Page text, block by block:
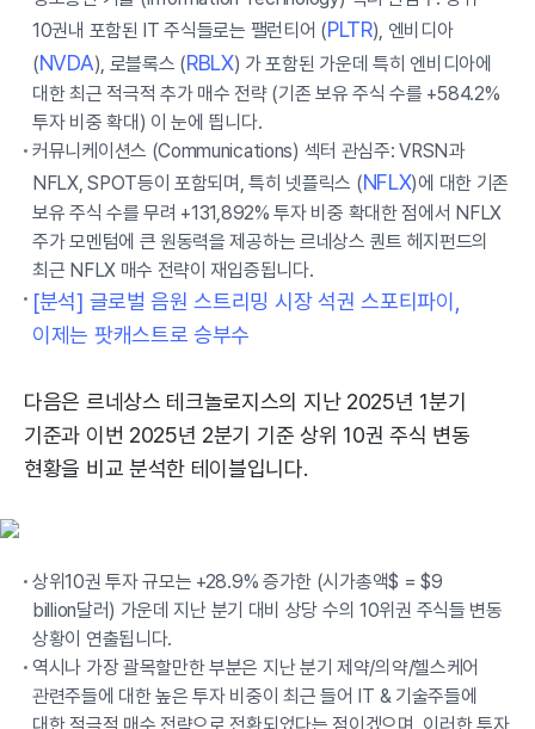
10권내 포함된 IT 주식들로는 팰런티어 (PLTR), 엔비디아
(NVDA), 로블록스 (RBLX) 가 포함된 가운데 특히 엔비디아에
대한 최근 적극적 추가 매수 전략 (기존 보유 주식 수를 +584.2%
투자 비중 확대) 이 눈에 띕니다.
커뮤니케이션스 (Communications) 섹터 관심주: VRSN과
NFLX, SPOT등이 포함되며, 특히 넷플릭스 (NFLX)에 대한 기존
보유 주식 수를 무려 +131,892% 투자 비중 확대한 점에서 NFLX
주가 모멘텀에 큰 원동력을 제공하는 르네상스 퀀트 헤지펀드의
최근 NFLX 매수 전략이 재입증됩니다.
[분석] 글로벌 음원 스트리밍 시장 석권 스포티파이,
이제는 팟캐스트로 승부수
다음은 르네상스 테크놀로지스의 지난 2025년 1분기
기준과 이번 2025년 2분기 기준 상위 10권 주식 변동
현황을 비교 분석한 테이블입니다.
상위10권 투자 규모는 +28.9% 증가한 (시가총액$ = $9
billion달러) 가운데 지난 분기 대비 상당 수의 10위권 주식들 변동
상황이 연출됩니다.
역시나 가장 괄목할만한 부분은 지난 분기 제약/의약/헬스케어
관련주들에 대한 높은 투자 비중이 최근 들어 IT & 기술주들에